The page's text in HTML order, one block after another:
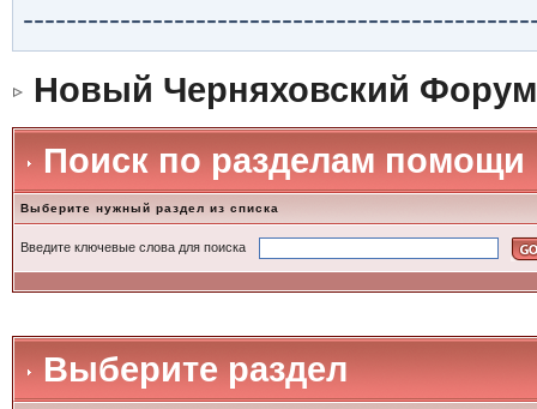
Новый Черняховский Форум
Поиск по разделам помощи
Выберите нужный раздел из списка
Введите ключевые слова для поиска
Выберите раздел